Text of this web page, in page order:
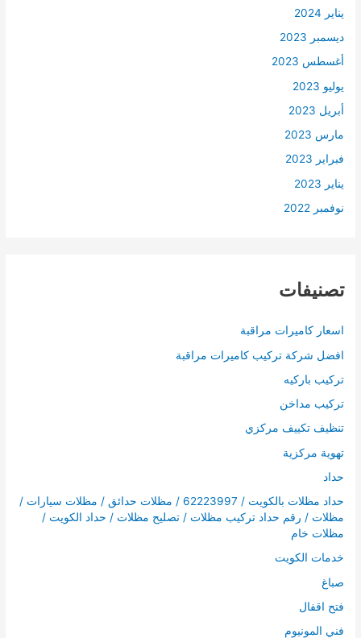
يناير 2024
ديسمبر 2023
أغسطس 2023
يوليو 2023
أبريل 2023
مارس 2023
فبراير 2023
يناير 2023
نوفمبر 2022
تصنيفات
اسعار كاميرات مراقبة
افضل شركة تركيب كاميرات مراقبة
تركيب باركيه
تركيب مداخن
تنظيف تكييف مركزي
تهوية مركزية
حداد
حداد مظلات بالكويت / 62223997 / مظلات حدائق / مظلات سيارات /
مظلات / رقم حداد تركيب مظلات / تصليح مظلات / حداد الكويت /
مظلات خام
خدمات الكويت
صباغ
فتح اقفال
فني المونيوم